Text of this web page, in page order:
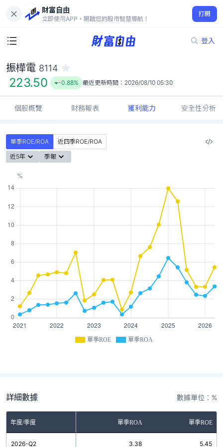
財富自由
立即使用APP，開啟您的股市智慧導航！
打開
登入
223.50
-0.88%
振樺電 8114
223.50 -0.88% 最近更新時間： 2026/08/10 05:30
個股概覽 財務報表 獲利能力 安全性分析
單季ROE/ROA
近四季ROE/ROA
近5年
季報
單季ROE 單季ROA
詳細數據 數據單位：%
年度/季度 單季ROA 單季ROE
2026-Q2 3.38 5.45